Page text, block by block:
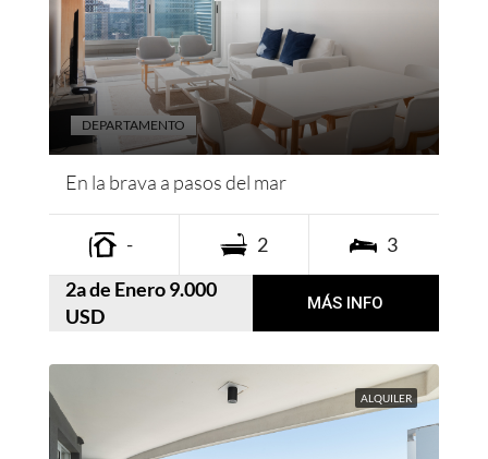
En la brava a pasos del mar
- 2 3
DEPARTAMENTO
2a de Enero 9.000
USD
MÁS INFO
ALQUILER